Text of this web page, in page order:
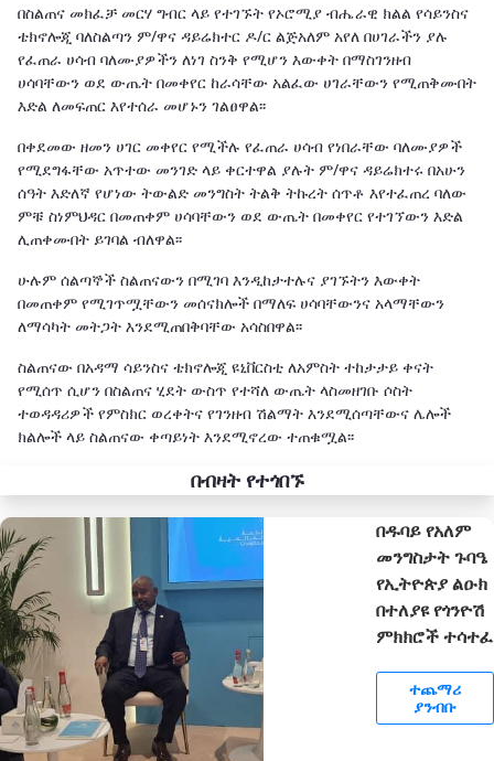
በስልጠና መክፈቻ መርሃ ግብር ላይ የተገኙት የኦሮሚያ ብሔራዊ ክልል የሳይንስና
ቴክኖሎጂ ባለስልጣን ም/ዋና ዳይሬክተር ዶ/ር ልጅአለም አየለ በሀገራችን ያሉ
የፈጠራ ሀሳብ ባለሙያዎችን ለነገ ስንቅ የሚሆን እውቀት በማስገንዘብ
ሀሳባቸውን ወደ ውጤት በመቀየር ከራሳቸው አልፈው ሀገራቸውን የሚጠቅሙበት
እድል ለመፍጠር እየተሰራ መሆኑን ገልፀዋል፡፡
በቀደመው ዘመን ሀገር መቀየር የሚችሉ የፈጠራ ሀሳብ የነበራቸው ባለሙያዎች
የሚደግፋቸው አጥተው መንገድ ላይ ቀርተዋል ያሉት ም/ዋና ዳይሬክተሩ በአሁን
ሰዓት እድለኛ የሆነው ትውልድ መንግስት ትልቅ ትኩረት ሰጥቶ እየተፈጠረ ባለው
ምቹ ስነምህዳር በመጠቀም ሀሳባቸውን ወደ ውጤት በመቀየር የተገኘውን እድል
ሊጠቀሙበት ይገባል ብለዋል፡፡
ሁሉም ሰልጣኞች ስልጠናውን በሚገባ እንዲከታተሉና ያገኙትን እውቀት
በመጠቀም የሚገጥሟቸውን መሰናክሎች በማለፍ ሀሳባቸውንና አላማቸውን
ለማሳካት መትጋት እንደሚጠበቅባቸው አሳስበዋል፡፡
ስልጠናው በአዳማ ሳይንስና ቴክኖሎጂ ዩኒቨርስቲ ለአምስት ተከታታይ ቀናት
የሚሰጥ ሲሆን በስልጠና ሂደት ውስጥ የተሻለ ውጤት ላስመዘገቡ ሶስት
ተወዳዳሪዎች የምስክር ወረቀትና የገንዘብ ሽልማት እንደሚሰጣቸውና ሌሎች
ክልሎች ላይ ስልጠናው ቀጣይነት እንደሚኖረው ተጠቁሟል፡፡
በብዛት የተጎበኙ
በዱባይ የአለም
መንግስታት ጉባዔ
የኢትዮጵያ ልዑክ
በተለያዩ የጎንዮሽ
ምክክሮች ተሳተፈ
ተጨማሪ
ያንብቡ